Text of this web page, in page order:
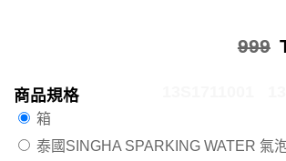
999
商品規格
箱
泰國SINGHA SPARKING WATER 氣